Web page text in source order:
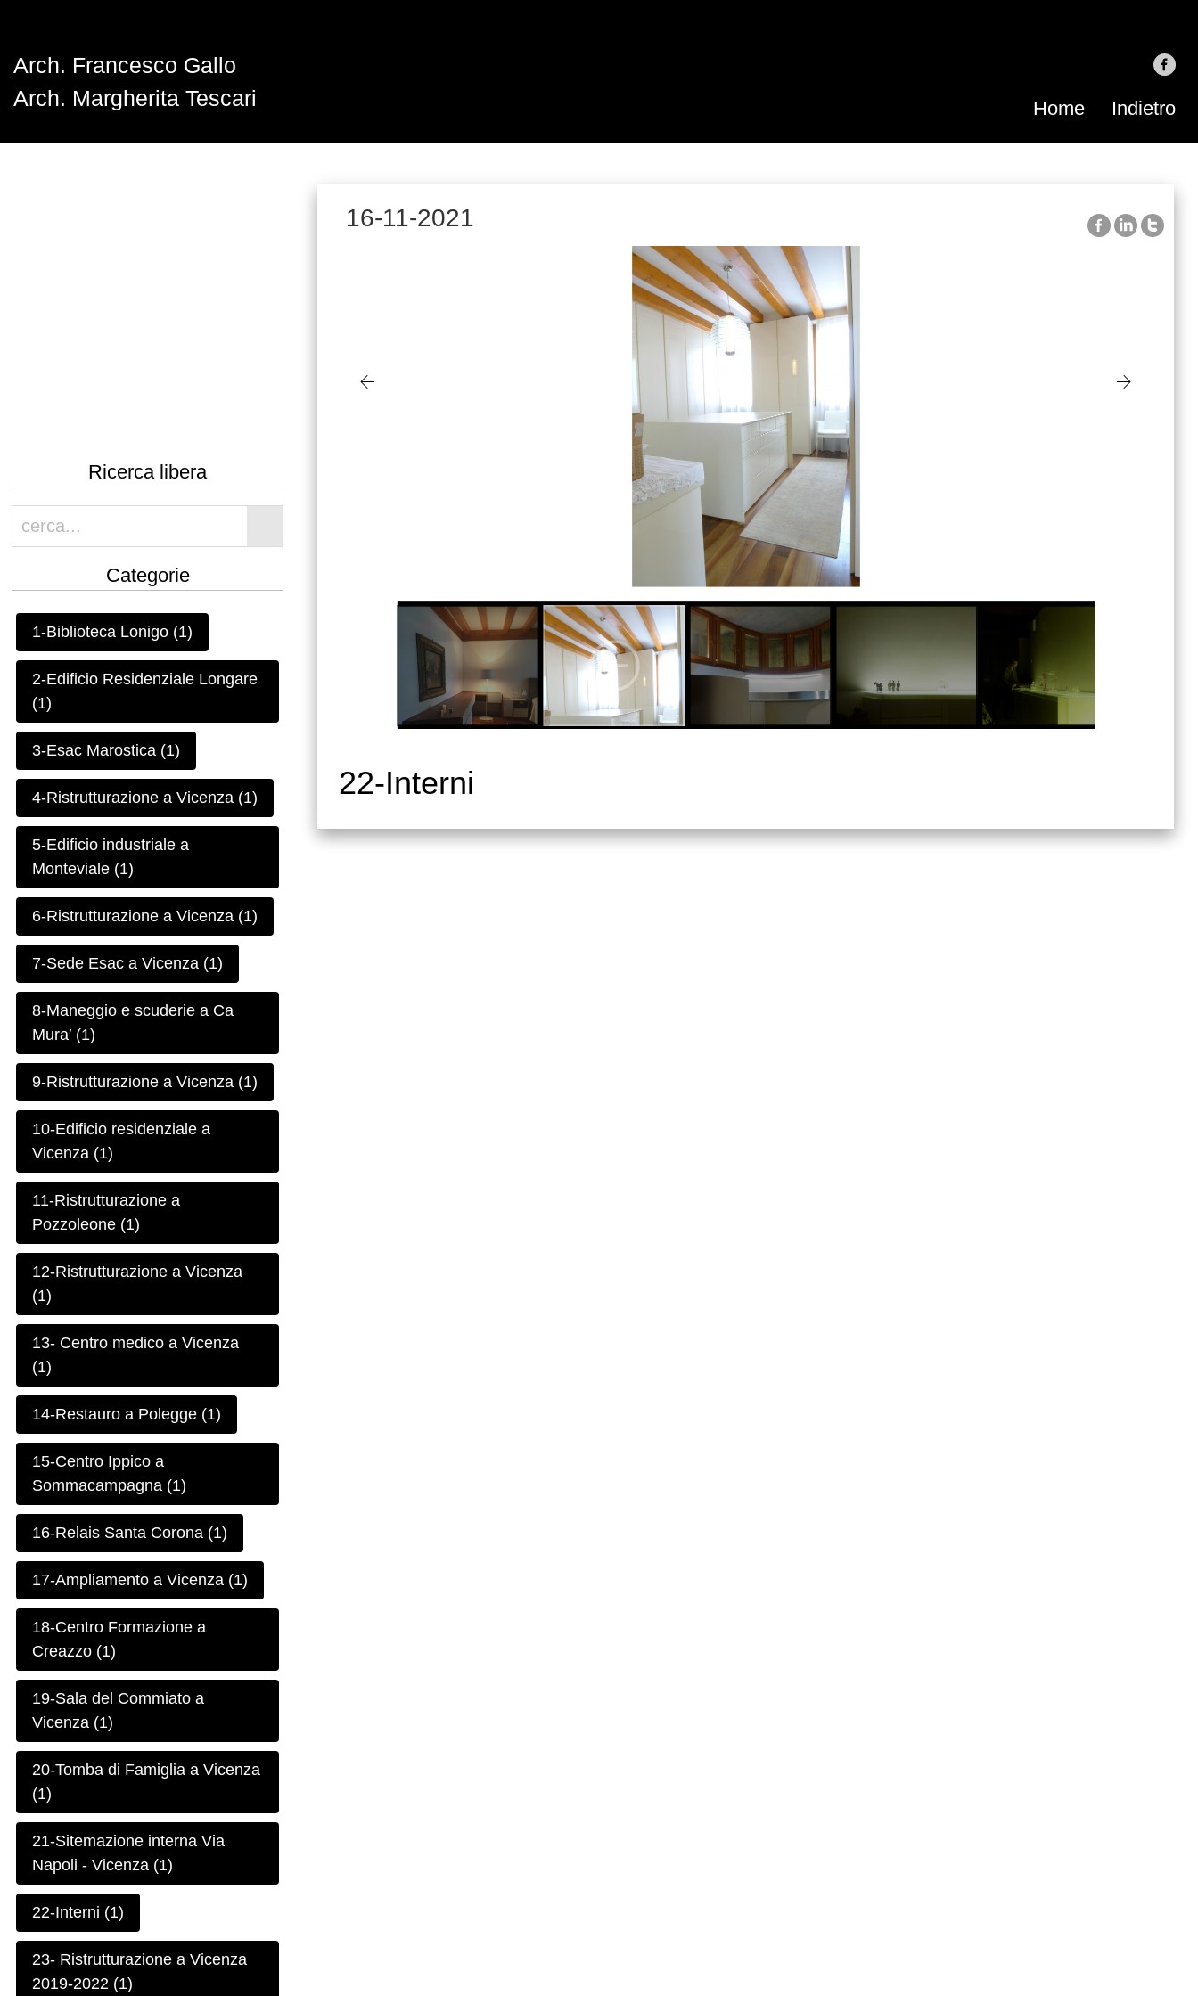
Arch. Francesco Gallo
Arch. Margherita Tescari
Home Indietro
Ricerca libera
Categorie
1-Biblioteca Lonigo (1)
2-Edificio Residenziale Longare
(1)
3-Esac Marostica (1)
4-Ristrutturazione a Vicenza (1)
5-Edificio industriale a
Monteviale (1)
6-Ristrutturazione a Vicenza (1)
7-Sede Esac a Vicenza (1)
8-Maneggio e scuderie a Ca
Mura′ (1)
9-Ristrutturazione a Vicenza (1)
10-Edificio residenziale a
Vicenza (1)
11-Ristrutturazione a
Pozzoleone (1)
12-Ristrutturazione a Vicenza
(1)
13- Centro medico a Vicenza
(1)
14-Restauro a Polegge (1)
15-Centro Ippico a
Sommacampagna (1)
16-Relais Santa Corona (1)
17-Ampliamento a Vicenza (1)
18-Centro Formazione a
Creazzo (1)
19-Sala del Commiato a
Vicenza (1)
20-Tomba di Famiglia a Vicenza
(1)
21-Sitemazione interna Via
Napoli - Vicenza (1)
22-Interni (1)
23- Ristrutturazione a Vicenza
2019-2022 (1)
16-11-2021
22-Interni